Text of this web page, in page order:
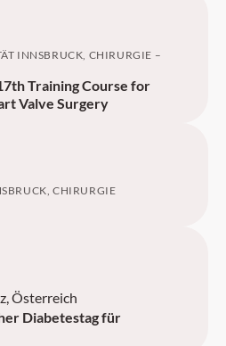
INNSBRUCK, CHIRURGIE –
Training Course for
Valve Surgery
CHIRURGIE
Österreich
Diabetestag für